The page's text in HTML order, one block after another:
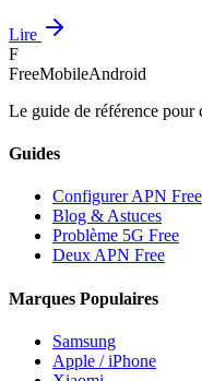
Lire
F
FreeMobileAndroid
Le guide de référence pour
Guides
Configurer APN Free
Blog & Astuces
Problème 5G Free
Deux APN Free
Marques Populaires
Samsung
Apple / iPhone